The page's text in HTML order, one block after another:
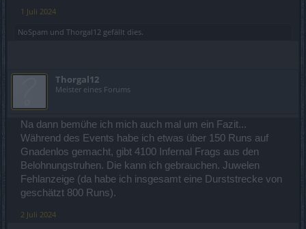
1 Juli 2024
NoSpam und Thorgal12 gefällt dies.
Thorgal12
Meister eines Forums
Na dann bemühe ich mich auch mal um ein Fazit...
Während des Events habe ich etwas über 150 Runs auf
Gnadenlos gemacht, gibt 4100 Infernal Frags aus den
Belohnungstruhen. Die kann ich gebrauchen. Juwelen
Fehlanzeige (da habe ich insgesamt eine Durststrecke von
geschätzt 800 Runs).
2 Juli 2024